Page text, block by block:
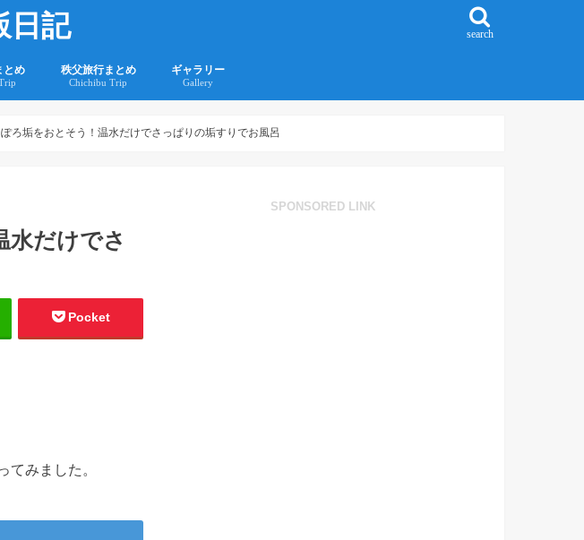
日記 search
とめ 秩父旅行まとめ
Chichibu Trip
ギャラリー
Gallery
ろ垢をおとそう！温水だけでさっぱりの垢すりでお風呂
水だけでさ
Pocket
みました。
SPONSORED LINK